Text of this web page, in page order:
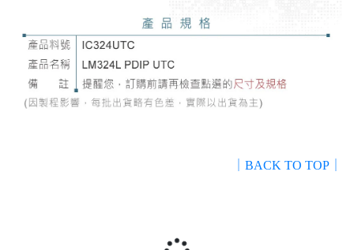
｜BACK TO TOP｜